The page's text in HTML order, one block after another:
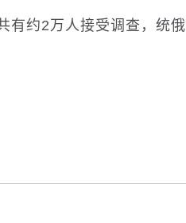
约2万人接受调查，统俄